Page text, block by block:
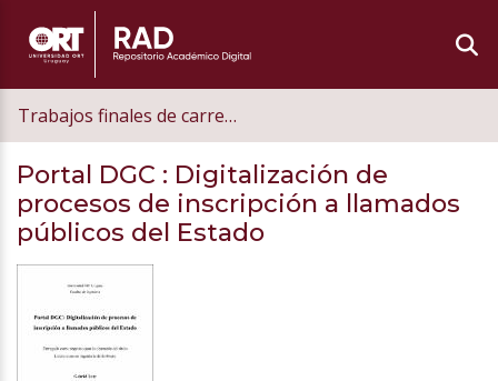
Trabajos finales de carrera de grado
Portal DGC : Digitalización de
procesos de inscripción a llamados
públicos del Estado